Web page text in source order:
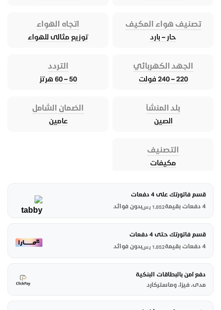
تصنيف هواء المكيف
حار – بارد
اتجاه الهواء
توزيع مثالى للهواء
الجهد الكهربائي
220 – 240 فولت
التردد
50 – 60 هرتز
بلد المنشأ
الصين
الضمان الشامل
عامين
التصنيف
مكيفات
قسم فاتورتك على 4 دفعات
4 دفعات بقيمة
1.852 ر.سبدون فوائد
قسم فاتورتك حتى 4 دفعات
4 دفعات بقيمة
1.852 ر.سبدون فوائد
دفع آمن بالبطاقات البنكية
مدى، فيزا، وماستركارد